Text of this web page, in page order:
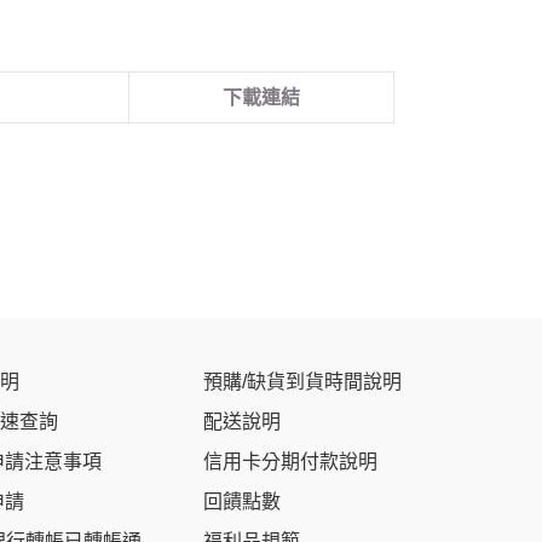
下載連結
查詢
注意事項
請
預購/缺貨到貨時間說明
配送說明
信用卡分期付款說明
回饋點數